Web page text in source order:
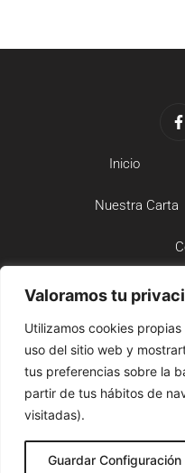
Valoramos tu
Utilizamos cookies
uso del sitio web y
tus preferencias sobre la
partir de tus hábitos de
visitadas).
Guardar Configuración
Inicio
Nuestra Carta
Política
Copyright © 2024 Bar La